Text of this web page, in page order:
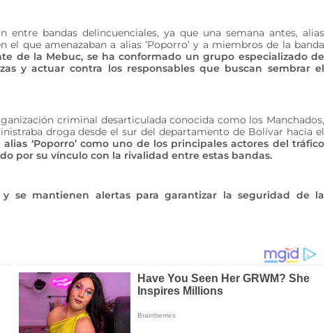
bandas delincuenciales, ya que una semana antes, alias
que amenazaban a alias ‘Poporro’ y a miembros de la banda
de la Mebuc, se ha conformado un grupo especializado de
y actuar contra los responsables que buscan sembrar el
criminal desarticulada conocida como los Manchados,
droga desde el sur del departamento de Bolívar hacia el
‘Poporro’ como uno de los principales actores del tráfico
por su vínculo con la rivalidad entre estas bandas.
se mantienen alertas para garantizar la seguridad de la